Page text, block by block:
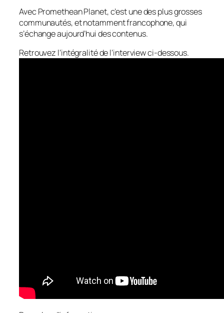
Avec Promethean Planet, c’est une des plus grosses
communautés, et notamment francophone, qui
s’échange aujourd’hui des contenus.
Retrouvez l’intégralité de l’interview ci-dessous.